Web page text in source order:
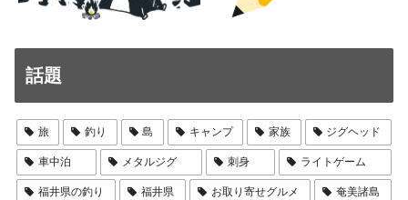
話題
旅 釣り 島 キャンプ 家族 ジグヘッド
車中泊 メタルジグ 刺身 ライトゲーム
福井県の釣り 福井県 お取り寄せグルメ 奄美諸島